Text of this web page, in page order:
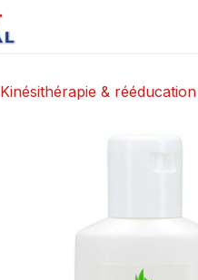
Kinésithérapie & rééducation